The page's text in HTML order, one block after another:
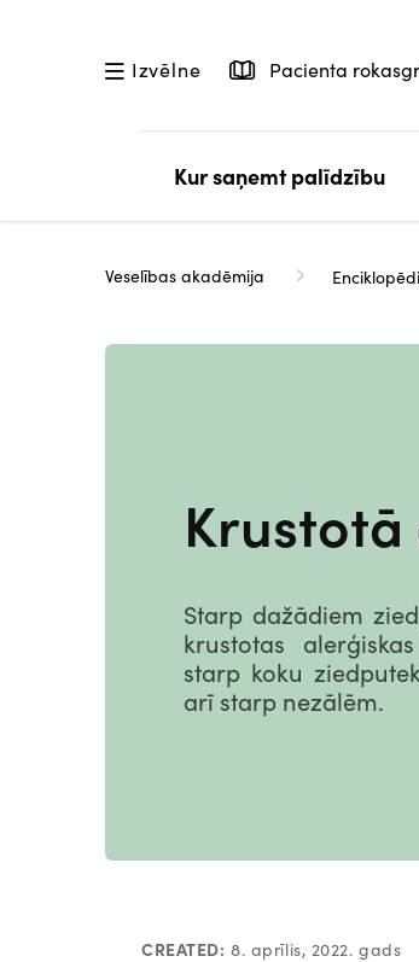
Izvēlne Pacienta
Kur saņemt palīdzību
Veselības akadēmija
Starp dažādiem
krustotas
starp koku
arī starp nezālēm.
CREATED: 8. aprīlis, 2022. gads